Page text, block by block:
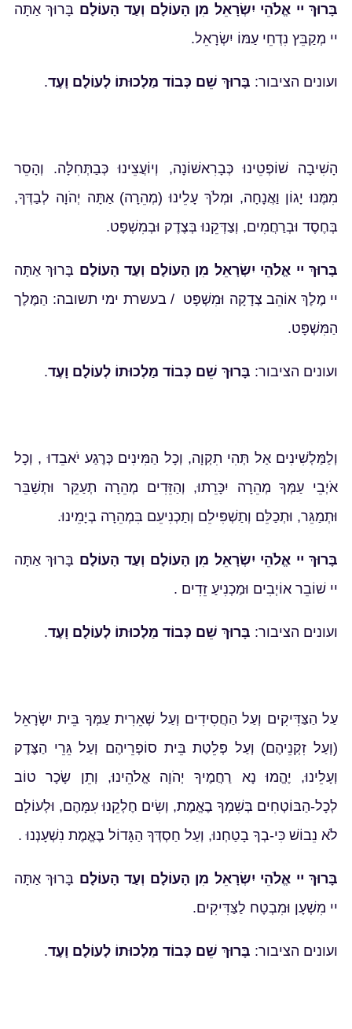
בָּרוּךְ יי אֱלֹהֵי יִשְׂרָאֵל מִן הָעוֹלָם וְעַד הָעוֹלָם בָּרוּךְ אַתָּה
יי מְקַבֵּץ נִדְחֵי עַמּוֹ יִשְׂרָאֵל.
ועונים הציבור: בָּרוּךְ שֵׁם כְּבוֹד מַלְכוּתוֹ לְעוֹלָם וָעֶד.
הָשִׁיבָה שׁוֹפְטֵינוּ כְּבָרִאשׁוֹנָה, וְיוֹעֲצֵינוּ כְּבַתְּחִלָּה. וְהָסֵר
מִמֶּנוּ יָגוֹן וַאֲנָחָה, וּמְלֹךְ עָלֵינוּ (מְהֵרָה) אַתָּה יְהֹוָה לְבַדְּךָ,
בְּחֶסֶד וּבְרַחֲמִים, וְצַדְּקֵנוּ בְּצֶדֶק וּבְמִשְׁפָּט.
בָּרוּךְ יי אֱלֹהֵי יִשְׂרָאֵל מִן הָעוֹלָם וְעַד הָעוֹלָם בָּרוּךְ אַתָּה
יי מֶלֶךְ אוֹהֵב צְדָקָה וּמִשְׁפָּט / בעשרת ימי תשובה: הַמֶּלֶך
הַמִּשְׁפָּט.
ועונים הציבור: בָּרוּךְ שֵׁם כְּבוֹד מַלְכוּתוֹ לְעוֹלָם וָעֶד.
וְלַמַּלְשִׁינִים אַל תְּהִי תִקְוָה, וְכָל הַמִּינִים כְּרֶגַע יֹאבֵדוּ , וְכָל
אֹיְבֵי עַמְּךָ מְהֵרָה יִכָּרֵתוּ, וְהַזֵּדִים מְהֵרָה תְעַקֵּר וּתְשַׁבֵּר
וּתְמַגֵּר, וּתְכַלֵּם וְתַשְׁפִּילֵם וְתַכְנִיעֵם בִּמְהֵרָה בְיָמֵינוּ.
בָּרוּךְ יי אֱלֹהֵי יִשְׂרָאֵל מִן הָעוֹלָם וְעַד הָעוֹלָם בָּרוּךְ אַתָּה
יי שׁוֹבֵר אוֹיְבִים וּמַכְנִיעַ זֵדִים .
ועונים הציבור: בָּרוּךְ שֵׁם כְּבוֹד מַלְכוּתוֹ לְעוֹלָם וָעֶד.
עַל הַצַּדִּיקִים וְעַל הַחֲסִידִים וְעַל שְׁאֵרִית עַמְּךָ בֵּית יִשְׂרָאֵל
(וְעַל זִקְנֵיהֶם) וְעַל פְּלֵטַת בֵּית סוֹפְרֵיהֶם וְעַל גֵּרֵי הַצֶּדֶק
וְעָלֵינוּ, יֶהֱמוּ נָא רַחֲמֶיךָ יְהֹוָה אֱלֹהֵינוּ, וְתֵן שָׂכָר טוֹב
לְכָל-הַבּוֹטְחִים בְּשִׁמְךָ בֶאֱמֶת, וְשִׂים חֶלְקֵנוּ עִמָּהֶם, וּלְעוֹלָם
לֹא נֵבוֹשׁ כִּי-בְךָ בָטַחְנוּ, וְעַל חַסְדְּךָ הַגָּדוֹל בֶּאֱמֶת נִשְׁעָנְנוּ .
בָּרוּךְ יי אֱלֹהֵי יִשְׂרָאֵל מִן הָעוֹלָם וְעַד הָעוֹלָם בָּרוּךְ אַתָּה
יי מִשְׁעָן וּמִבְטָח לַצַּדִּיקִים.
ועונים הציבור: בָּרוּךְ שֵׁם כְּבוֹד מַלְכוּתוֹ לְעוֹלָם וָעֶד.